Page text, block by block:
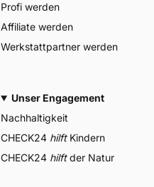
Profi werden
Affiliate werden
Werkstattpartner werden
Unser Engagement
Nachhaltigkeit
CHECK24 hilftKindern
CHECK24 hilftder Natur